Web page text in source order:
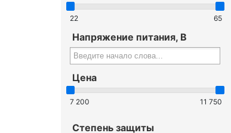
22 65
Напряжение питания, В
Цена
7 200 11 750
Степень защиты